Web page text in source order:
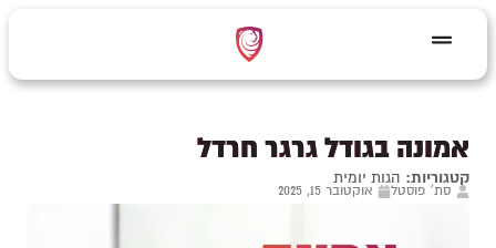
אמונה בגודל גרגר חרדל
קטגוריות: הגות יומית
סת' פוסטל אוקטובר 15, 2025